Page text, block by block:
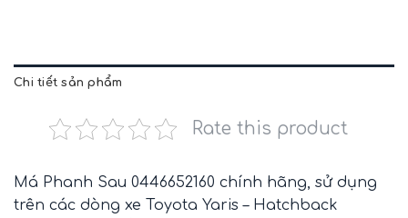
Chi tiết sản phẩm
Rate this product
Má Phanh Sau 0446652160 chính hãng, sử dụng
trên các dòng xe Toyota Yaris – Hatchback